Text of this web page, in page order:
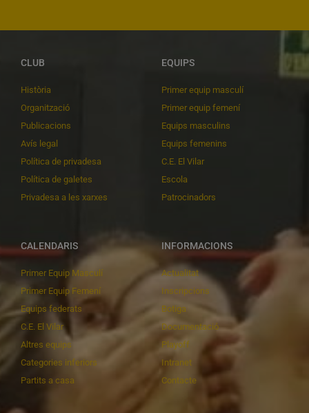
CLUB
Història
Organització
Publicacions
Avís legal
Política de privadesa
Política de galetes
Privadesa a les xarxes
EQUIPS
Primer equip masculí
Primer equip femení
Equips masculins
Equips femenins
C.E. El Vilar
Escola
Patrocinadors
CALENDARIS
Primer Equip Masculí
Primer Equip Femení
Equips federats
C.E. El Vilar
Altres equips
Categories inferiors
Partits a casa
INFORMACIONS
Actualitat
Inscripcions
Botiga
Documentació
Playoff
Intranet
Contacte